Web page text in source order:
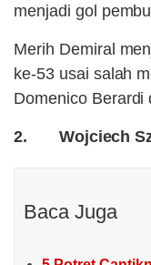
menjadi gol
Merih Demiral
ke-53 usai salah
Domenico Berardi
2. Wojciech
Baca Juga